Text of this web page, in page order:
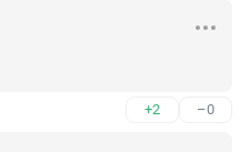
+2 –0